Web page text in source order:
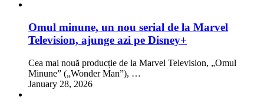
Omul minune, un nou serial de la Marvel
Television, ajunge azi pe Disney+
Cea mai nouă producție de la Marvel Television, „Omul
Minune” („Wonder Man”), …
January 28, 2026